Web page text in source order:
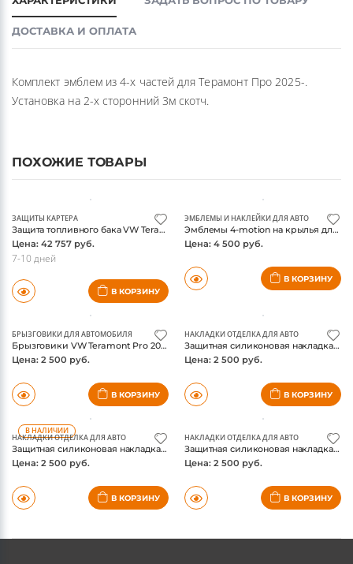
ДОСТАВКА И ОПЛАТА
Комплект эмблем из 4-х частей для Терамонт Про 2025-.
Установка на 2-х сторонний 3м скотч.
ПОХОЖИЕ ТОВАРЫ
ЗАЩИТЫ КАРТЕРА
Защита топливного бака VW Teramont, алюминий 4мм, ТСС
Цена: 42 757 руб.
7-10 дней
В КОРЗИНУ
ЭМБЛЕМЫ И НАКЛЕЙКИ ДЛЯ АВТО
Эмблемы 4-motion на крылья для VW Teramont,
Цена: 4 500 руб.
В КОРЗИНУ
БРЫЗГОВИКИ ДЛЯ АВТОМОБИЛЯ
Брызговики VW Teramont Pro 2025-, комплект 4шт
Цена: 2 500 руб.
В КОРЗИНУ
НАКЛАДКИ ОТДЕЛКА ДЛЯ АВТО
Защитная силиконовая накладка на центральную консоль VW Teramont Pro 2025-, цвет бородовый
Цена: 2 500 руб.
В КОРЗИНУ
В НАЛИЧИИ
НАКЛАДКИ ОТДЕЛКА ДЛЯ АВТО
Защитная силиконовая накладка на центральную консоль VW Teramont Pro 2025-, цвет черный
Цена: 2 500 руб.
В КОРЗИНУ
НАКЛАДКИ ОТДЕЛКА ДЛЯ АВТО
Защитная силиконовая накладка на центральную консоль VW Teramont Pro 2025-, цвет серый
Цена: 2 500 руб.
В КОРЗИНУ